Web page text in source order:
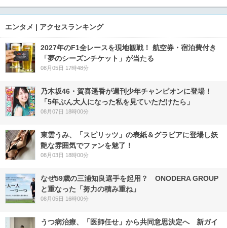
エンタメ | アクセスランキング
2027年のF1全レースを現地観戦！ 航空券・宿泊費付き
「夢のシーズンチケット」が当たる
08月05日 17時48分
乃木坂46・賀喜遥香が週刊少年チャンピオンに登場！
「5年ぶん大人になった私を見ていただけたら」
08月07日 18時00分
東雲うみ、「スピリッツ」の表紙＆グラビアに登場し妖
艶な雰囲気でファンを魅了！
08月03日 18時00分
なぜ59歳の三浦知良選手を起用？ ONODERA GROUP
と重なった「努力の積み重ね」
08月05日 16時00分
うつ病治療、「医師任せ」から共同意思決定へ 新ガイ